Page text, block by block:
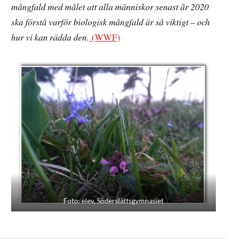
mångfald med målet att alla människor senast år 2020
ska förstå varför biologisk mångfald är så viktigt – och
hur vi kan rädda den. (WWF)
Foto: elev, Söderslättsgymnasiet